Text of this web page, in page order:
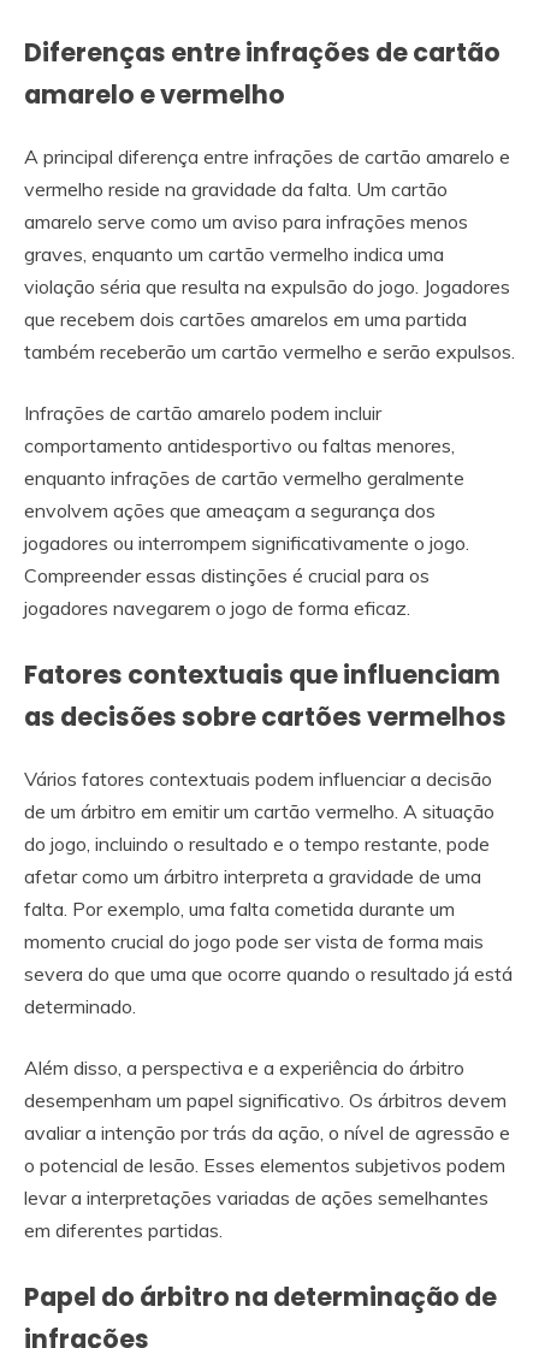
Diferenças entre infrações de cartão
amarelo e vermelho
A principal diferença entre infrações de cartão amarelo e
vermelho reside na gravidade da falta. Um cartão
amarelo serve como um aviso para infrações menos
graves, enquanto um cartão vermelho indica uma
violação séria que resulta na expulsão do jogo. Jogadores
que recebem dois cartões amarelos em uma partida
também receberão um cartão vermelho e serão expulsos.
Infrações de cartão amarelo podem incluir
comportamento antidesportivo ou faltas menores,
enquanto infrações de cartão vermelho geralmente
envolvem ações que ameaçam a segurança dos
jogadores ou interrompem significativamente o jogo.
Compreender essas distinções é crucial para os
jogadores navegarem o jogo de forma eficaz.
Fatores contextuais que influenciam
as decisões sobre cartões vermelhos
Vários fatores contextuais podem influenciar a decisão
de um árbitro em emitir um cartão vermelho. A situação
do jogo, incluindo o resultado e o tempo restante, pode
afetar como um árbitro interpreta a gravidade de uma
falta. Por exemplo, uma falta cometida durante um
momento crucial do jogo pode ser vista de forma mais
severa do que uma que ocorre quando o resultado já está
determinado.
Além disso, a perspectiva e a experiência do árbitro
desempenham um papel significativo. Os árbitros devem
avaliar a intenção por trás da ação, o nível de agressão e
o potencial de lesão. Esses elementos subjetivos podem
levar a interpretações variadas de ações semelhantes
em diferentes partidas.
Papel do árbitro na determinação de
infrações